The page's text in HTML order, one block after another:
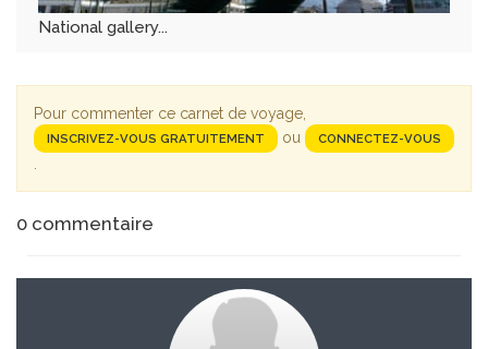
National gallery...
Pour commenter ce carnet de voyage,
INSCRIVEZ-VOUS GRATUITEMENT ou CONNECTEZ-VOUS
0 commentaire